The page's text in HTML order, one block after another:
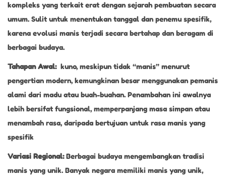
kompleks yang terkait erat dengan sejarah pembuatan secara
umum. Sulit untuk menentukan tanggal dan penemu spesifik,
karena evolusi manis terjadi secara bertahap dan beragam di
berbagai budaya.
Tahapan Awal:kuno, meskipun tidak “manis” menurut
pengertian modern, kemungkinan besar menggunakan pemanis
alami dari madu atau buah-buahan. Penambahan ini awalnya
lebih bersifat fungsional, memperpanjang masa simpan atau
menambah rasa, daripada bertujuan untuk rasa manis yang
spesifik
Variasi Regional:Berbagai budaya mengembangkan tradisi
manis yang unik. Banyak negara memiliki manis yang unik,